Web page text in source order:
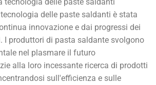
delle paste saldanti è stata
innovazione e dai progressi dei
I produttori di pasta saldante svolgono
nel plasmare il futuro
alla loro incessante ricerca di prodotti
sull'efficienza e sulle